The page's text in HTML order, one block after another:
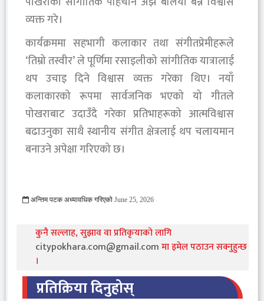
व्यक्त गरे।
कार्यक्रममा सहभागी कलाकार तथा संगीतप्रेमीहरूले
‘तिम्रो तस्वीर’ ले पूर्णिमा रसाइलीको सांगीतिक यात्रालाई
थप उचाइ दिने विश्वास व्यक्त गरेका थिए। नयाँ
कलाकारको रूपमा सार्वजनिक भएको यो गीतले
पोखराबाट उदाउँदै गरेका प्रतिभाहरूको आत्मविश्वास
बढाउनुका साथै स्थानीय संगीत क्षेत्रलाई थप चलायमान
बनाउने अपेक्षा गरिएको छ।
अन्तिम पटक अध्यावधिक गरिएको June 25, 2026
कुनै सल्लाह, सुझाव वा प्रतिकृयाको लागि
citypokhara.com@gmail.comमा इमेल पठाउन सक्नुहुन्छ
।
प्रतिक्रिया दिनुहोस्